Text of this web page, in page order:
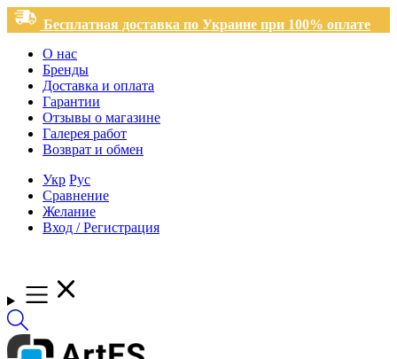
Бесплатная доставка по Украине при 100% оплате
О нас
Бренды
Доставка и оплата
Гарантии
Отзывы о магазине
Галерея работ
Возврат и обмен
Укр Рус
Сравнение
Желание
Вход / Регистрация